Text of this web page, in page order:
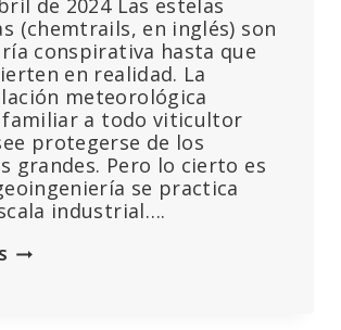
de 2024 Las estelas
(chemtrails, en inglés) son
conspirativa hasta que
en realidad. La
meteorológica
a todo viticultor
protegerse de los
grandes. Pero lo cierto es
se practica
industrial….
LA